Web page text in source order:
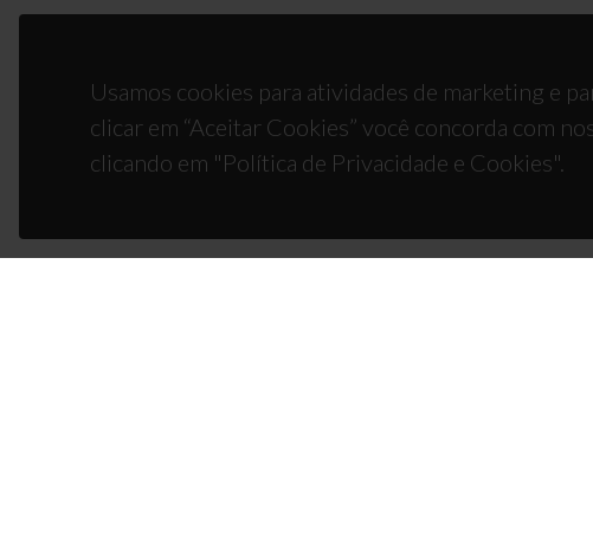
Usamos cookies para atividades de marketing e
clicar em “Aceitar Cookies” você concorda com
clicando em "Política de Privacidade e Cookies".